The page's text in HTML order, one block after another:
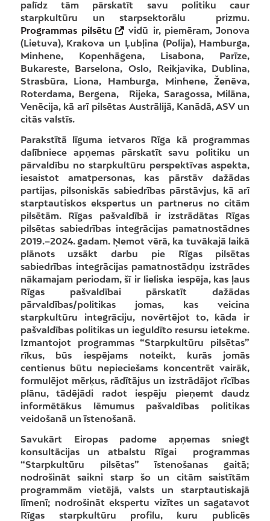
palīdz tām pārskatīt savu politiku caur
starpkultūru un starpsektorālu prizmu.
Programmas pilsētu
vidū ir, piemēram, Jonova
(Lietuva), Krakova un Ļubļina (Polija), Hamburga,
Minhene, Kopenhāgena, Lisabona, Parīze,
Bukareste, Barselona, Oslo, Reikjavika, Dublina,
Strasbūra, Liona, Hamburga, Minhene, Ženēva,
Roterdama, Bergena, Rijeka, Saragossa, Milāna,
Venēcija, kā arī pilsētas Austrālijā, Kanādā, ASV un
citās valstīs.
Parakstītā līguma ietvaros Rīga kā programmas
dalībniece apņemas pārskatīt savu politiku un
pārvaldību no starpkultūru perspektīvas aspekta,
iesaistot amatpersonas, kas pārstāv dažādas
partijas, pilsoniskās sabiedrības pārstāvjus, kā arī
starptautiskos ekspertus un partnerus no citām
pilsētām. Rīgas pašvaldībā ir izstrādātas Rīgas
pilsētas sabiedrības integrācijas pamatnostādnes
2019.–2024. gadam. Ņemot vērā, ka tuvākajā laikā
plānots uzsākt darbu pie Rīgas pilsētas
sabiedrības integrācijas pamatnostādņu izstrādes
nākamajam periodam, šī ir lieliska iespēja, kas ļaus
Rīgas pašvaldībai pārskatīt dažādas
pārvaldības/politikas jomas, kas veicina
starpkultūru integrāciju, novērtējot to, kāda ir
pašvaldības politikas un ieguldīto resursu ietekme.
Izmantojot programmas “Starpkultūru pilsētas”
rīkus, būs iespējams noteikt, kurās jomās
centienus būtu nepieciešams koncentrēt vairāk,
formulējot mērķus, rādītājus un izstrādājot rīcības
plānu, tādējādi radot iespēju pieņemt daudz
informētākus lēmumus pašvaldības politikas
veidošanā un īstenošanā.
Savukārt Eiropas padome apņemas sniegt
konsultācijas un atbalstu Rīgai programmas
“Starpkultūru pilsētas” īstenošanas gaitā;
nodrošināt saikni starp šo un citām saistītām
programmām vietējā, valsts un starptautiskajā
līmenī; nodrošināt ekspertu vizītes un sagatavot
Rīgas starpkultūru profilu, kuru publicēs